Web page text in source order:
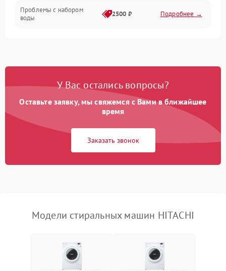
Проблемы с набором
воды
2500 ₽ Подробнее →
Замена платы управления 2200 ₽ Подробнее →
У Вас остались вопросы?
Оставьте заявку, мы свяжемся с Вами в ближайшее
время
Заказать звонок
Модели стиральных машин HITACHI